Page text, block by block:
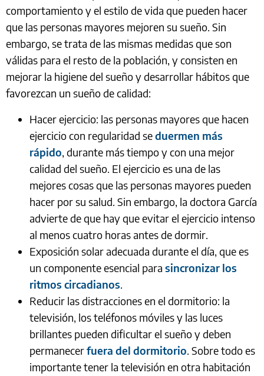
comportamiento y el estilo de vida que pueden hacer
que las personas mayores mejoren su sueño. Sin
embargo, se trata de las mismas medidas que son
válidas para el resto de la población, y consisten en
mejorar la higiene del sueño y desarrollar hábitos que
favorezcan un sueño de calidad:
Hacer ejercicio: las personas mayores que hacen
ejercicio con regularidad seduermen más
rápido, durante más tiempo y con una mejor
calidad del sueño. El ejercicio es una de las
mejores cosas que las personas mayores pueden
hacer por su salud. Sin embargo, la doctora García
advierte de que hay que evitar el ejercicio intenso
al menos cuatro horas antes de dormir.
Exposición solar adecuada durante el día, que es
un componente esencial para sincronizar los
ritmos circadianos.
Reducir las distracciones en el dormitorio: la
televisión, los teléfonos móviles y las luces
brillantes pueden dificultar el sueño y deben
permanecerfuera del dormitorio. Sobre todo es
importante tener la televisión en otra habitación